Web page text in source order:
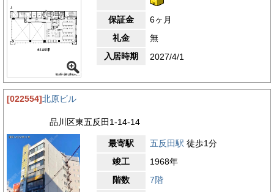
保証金
6ヶ月
礼金
無
入居時期
2027/4/1
[022554]北原ビル
品川区東五反田1-14-14
最寄駅 五反田駅 徒歩1分
竣工
1968年
階数
7階